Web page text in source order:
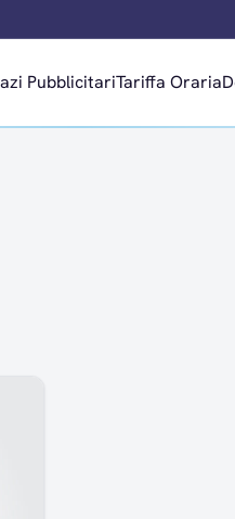
PubblicitariTariffa Oraria